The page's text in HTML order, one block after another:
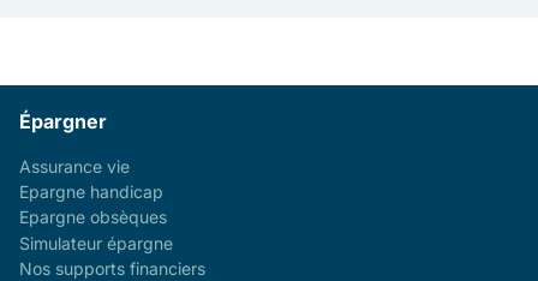
Épargner
Assurance vie
Epargne handicap
Epargne obsèques
Simulateur épargne
Nos supports financiers